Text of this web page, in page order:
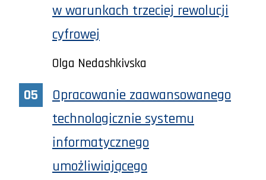
w warunkach trzeciej rewolucji
cyfrowej
Olga Nedashkivska
Opracowanie zaawansowanego
technologicznie systemu
informatycznego
umożliwiającego